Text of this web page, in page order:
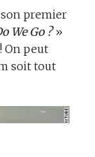
premier
We Go ?»
On peut
soit tout